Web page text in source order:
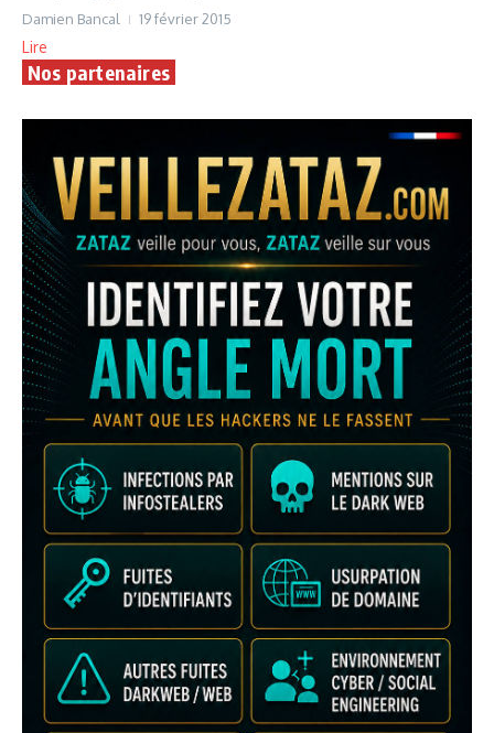
Damien Bancal 19 février 2015
Lire
Nos partenaires